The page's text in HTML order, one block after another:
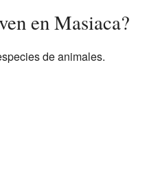
en Masiaca?
de animales.